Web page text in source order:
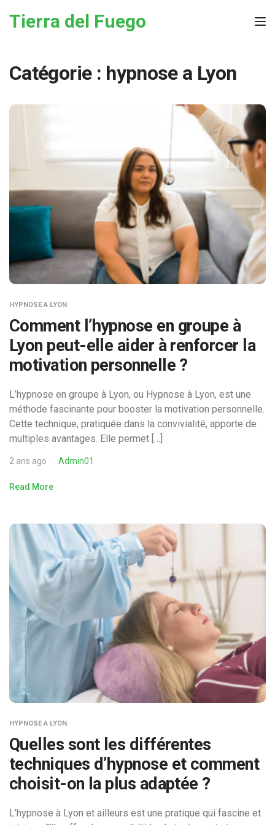
Tierra del Fuego
Catégorie : hypnose a Lyon
HYPNOSE A LYON
Comment l’hypnose en groupe à
Lyon peut-elle aider à renforcer la
motivation personnelle ?
L’hypnose en groupe à Lyon, ou Hypnose à Lyon, est une
méthode fascinante pour booster la motivation personnelle.
Cette technique, pratiquée dans la convivialité, apporte de
multiples avantages. Elle permet […]
2 ans ago Admin01
Read More
HYPNOSE A LYON
Quelles sont les différentes
techniques d’hypnose et comment
choisit-on la plus adaptée ?
L’hypnose à Lyon et ailleurs est une pratique qui fascine et